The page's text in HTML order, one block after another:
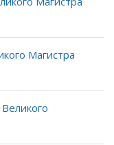
Магистра